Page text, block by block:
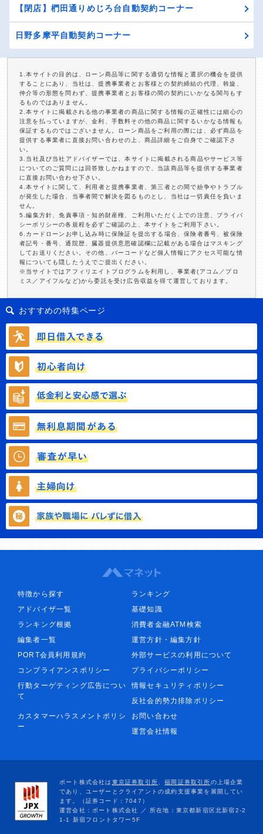
【閉店】椚田通りめじろ台自動契約コーナー
日野多摩平自動契約コーナー
1.本サイトの目的は、ローン商品等に関する適切な情報と選択の機会を提供
することにあり、当社は、提携事業者とお客様との契約締結の代理、斡旋、
仲介等の形態を問わず、提携事業者とお客様の間の契約にいかなる関与もす
るものではありません。
2.本サイトに掲載される他の事業者の商品に関する情報の正確性には細心の
注意を払っていますが、金利、手数料その他の商品に関するいかなる情報も
保証するものではございません。ローン商品をご利用の際には、必ず商品を
提供する事業者に直接お問い合わせの上、商品詳細をご自身でご確認下さ
い。
3.当社及び当社アドバイザーでは、本サイトに掲載される商品やサービス等
についてのご質問には回答致しかねますので、当該商品等を提供する事業者
に直接お問い合わせ下さい。
4.本サイトに関して、利用者と提携事業者、第三者との間で紛争やトラブル
が発生した場合、当事者間で解決を図るものとし、当社は一切責任を負いま
せん。
5.編集方針、免責事項・知的財産権、ご利用いただく上での注意、プライバ
シーポリシーの各規程を必ずご確認の上、本サイトをご利用下さい。
6.カードローンお申し込み時に保険証を提出する場合、保険者番号、被保険
者記号・番号、通院歴、臓器提供意思確認欄に記載がある場合はマスキング
してお送りください。その他、バーコードなど個人情報にアクセス可能な情
報についても隠したうえでご提出ください。
※当サイトではアフィリエイトプログラムを利用し、事業者(アコム／プロ
ミス／アイフルなど)から委託を受け広告収益を得て運営しております。
おすすめの特集ページ
特徴から探す
ランキング
アドバイザ一覧
基礎知識
ランキング根拠
消費者金融ATM検索
編集者一覧
運営方針・編集方針
PORT会員利用規約
外部サービスの利用について
コンプライアンスポリシー
プライバシーポリシー
行動ターゲティング広告につい
て
情報セキュリティポリシー
反社会的勢力排除ポリシー
カスタマーハラスメントポリシ
ー
お問い合わせ
運営会社情報